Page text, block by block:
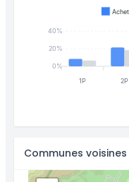
40%
20%
0%
1P
2P
Communes voisines